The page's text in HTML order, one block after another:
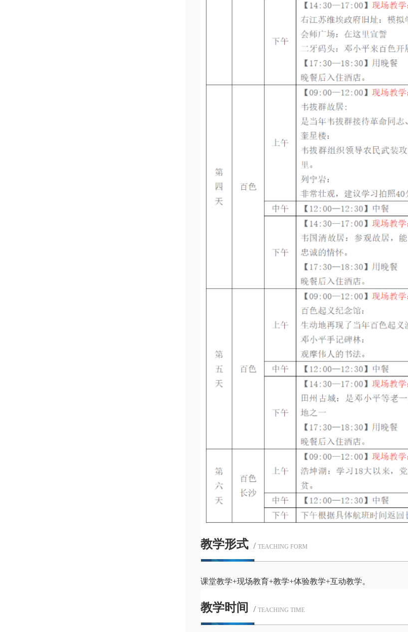
教学形式 / TEACHING FORM
课堂教学+现场教育+教学+体验教学+互动教学。
教学时间 / TEACHING TIME